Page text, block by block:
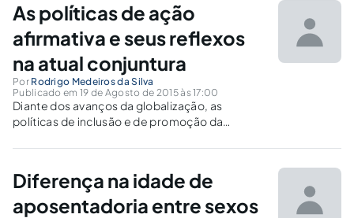
As políticas de ação
afirmativa e seus reflexos
na atual conjuntura
Por Rodrigo Medeiros da Silva
Publicado em 19 de Agosto de 2015 às 17:00
Diante dos avanços da globalização, as
políticas de inclusão e de promoção da
fundamentais para a estabilização social.
Diferença na idade de
aposentadoria entre sexos